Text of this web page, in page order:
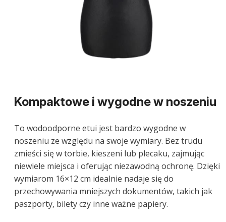
Kompaktowe i wygodne w noszeniu
To wodoodporne etui jest bardzo wygodne w
noszeniu ze względu na swoje wymiary. Bez trudu
zmieści się w torbie, kieszeni lub plecaku, zajmując
niewiele miejsca i oferując niezawodną ochronę. Dzięki
wymiarom 16×12 cm idealnie nadaje się do
przechowywania mniejszych dokumentów, takich jak
paszporty, bilety czy inne ważne papiery.